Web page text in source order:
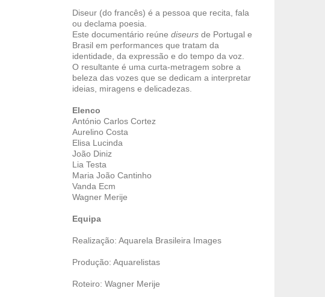
Diseur (do francês) é a pessoa que recita, fala
ou declama poesia.
Este documentário reúne diseurs de Portugal e
Brasil em performances que tratam da
identidade, da expressão e do tempo da voz.
O resultante é uma curta-metragem sobre a
beleza das vozes que se dedicam a interpretar
ideias, miragens e delicadezas.
Elenco
António Carlos Cortez
Aurelino Costa
Elisa Lucinda
João Diniz
Lia Testa
Maria João Cantinho
Vanda Ecm
Wagner Merije
Equipa
Realização: Aquarela Brasileira Images
Produção: Aquarelistas
Roteiro: Wagner Merije